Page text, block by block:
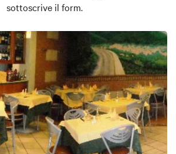
sottoscrive il form.